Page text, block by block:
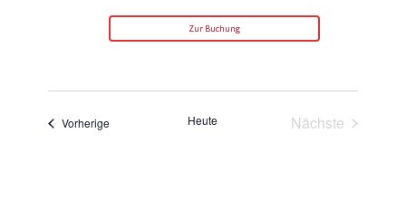
Zur Buchung
Vorherige VeranstaltungenHeute
Nächste